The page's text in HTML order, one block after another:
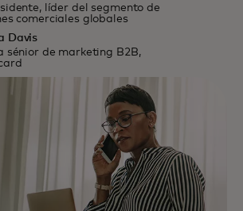
líder del segmento de
comerciales globales
Davis
sénior de marketing B2B,